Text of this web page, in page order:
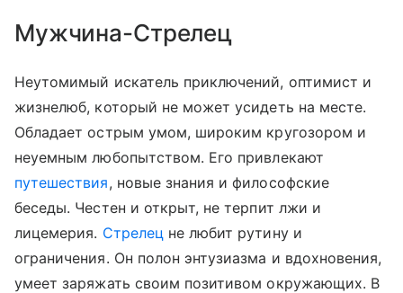
Мужчина-Стрелец
Неутомимый искатель приключений, оптимист и
жизнелюб, который не может усидеть на месте.
Обладает острым умом, широким кругозором и
неуемным любопытством. Его привлекают
путешествия, новые знания и философские
беседы. Честен и открыт, не терпит лжи и
лицемерия. Стрелец не любит рутину и
ограничения. Он полон энтузиазма и вдохновения,
умеет заряжать своим позитивом окружающих. В